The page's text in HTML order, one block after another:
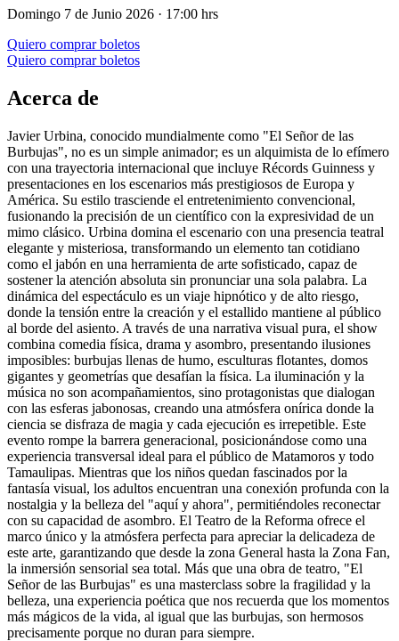
Domingo 7 de Junio 2026 · 17:00 hrs
Quiero comprar boletos
Quiero comprar boletos
Acerca de
Javier Urbina, conocido mundialmente como "El Señor de las
Burbujas", no es un simple animador; es un alquimista de lo efímero
con una trayectoria internacional que incluye Récords Guinness y
presentaciones en los escenarios más prestigiosos de Europa y
América. Su estilo trasciende el entretenimiento convencional,
fusionando la precisión de un científico con la expresividad de un
mimo clásico. Urbina domina el escenario con una presencia teatral
elegante y misteriosa, transformando un elemento tan cotidiano
como el jabón en una herramienta de arte sofisticado, capaz de
sostener la atención absoluta sin pronunciar una sola palabra. La
dinámica del espectáculo es un viaje hipnótico y de alto riesgo,
donde la tensión entre la creación y el estallido mantiene al público
al borde del asiento. A través de una narrativa visual pura, el show
combina comedia física, drama y asombro, presentando ilusiones
imposibles: burbujas llenas de humo, esculturas flotantes, domos
gigantes y geometrías que desafían la física. La iluminación y la
música no son acompañamientos, sino protagonistas que dialogan
con las esferas jabonosas, creando una atmósfera onírica donde la
ciencia se disfraza de magia y cada ejecución es irrepetible. Este
evento rompe la barrera generacional, posicionándose como una
experiencia transversal ideal para el público de Matamoros y todo
Tamaulipas. Mientras que los niños quedan fascinados por la
fantasía visual, los adultos encuentran una conexión profunda con la
nostalgia y la belleza del "aquí y ahora", permitiéndoles reconectar
con su capacidad de asombro. El Teatro de la Reforma ofrece el
marco único y la atmósfera perfecta para apreciar la delicadeza de
este arte, garantizando que desde la zona General hasta la Zona Fan,
la inmersión sensorial sea total. Más que una obra de teatro, "El
Señor de las Burbujas" es una masterclass sobre la fragilidad y la
belleza, una experiencia poética que nos recuerda que los momentos
más mágicos de la vida, al igual que las burbujas, son hermosos
precisamente porque no duran para siempre.